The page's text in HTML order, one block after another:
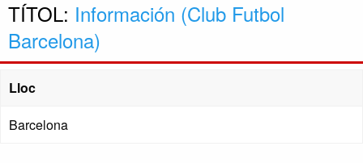
TÍTOL: Información (Club Futbol
Barcelona)
Lloc
Barcelona